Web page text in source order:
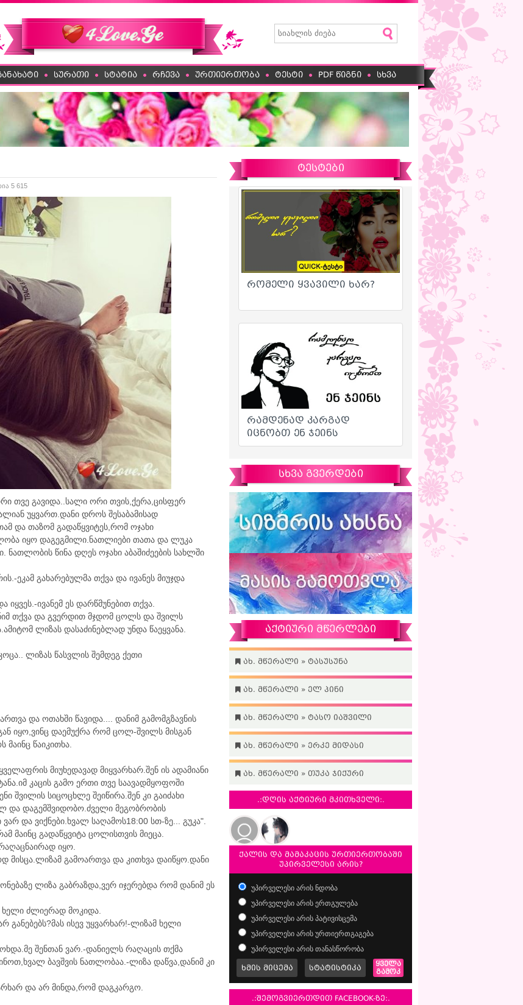
სურათი სტატია რჩევა ურთიერთობა ტესტი PDF წიგნი სხვა
5 615
თვე გავიდა..სალი ორი თვის,ქერა,ცისფერ
უყვართ.დანი დროს შესაბამისად
და თაზომ გადაწყვიტეს,რომ ოჯახი
იყო დაგეგმილი.ნათლიები თათა და ლუკა
წინა დღეს ოჯახი აბაშიძეების სახლში
ეკამ გახარებულმა თქვა და ივანეს მიუჯდა
ივანემ ეს დარწმუნებით თქვა.
თქვა და გვერდით მჯდომ ცოლს და შვილს
ლიზას დასაძინებლად უნდა წაეყვანა.
ლიზას წასვლის შემდეგ ქეთი
და ოთახში წავიდა.... დანიმ გამომგზავნის
იყო,ვინც დაემუქრა რომ ცოლ-შვილს მისგან
მაინც წაიკითხა.
მიუხედავად მიყვარხარ.შენ ის ადამიანი
კაცის გამო ერთი თვე საავადმყოფოში
შვილის სიცოცხლე შეიწირა.შენ კი გაიძახი
და დაგემშვიდობო.ძველი მეგობრობის
და ვიქნები.ხვალ საღამოს18:00 სთ-ზე... გუკა".
მაინც გადაწყვიტა ცოლისთვის მიეცა.
იყო.
მისცა.ლიზამ გამოართვა და კითხვა დაიწყო.დანი
ლიზა გაბრაზდა,ვერ იჯერებდა რომ დანიმ ეს
ხელი ძლიერად მოკიდა.
განებებს?მას ისევ უყვარხარ!-ლიზამ ხელი
შენთან ვარ.-დანიელს რაღაცის თქმა
ბავშვის ნათლობაა.-ლიზა დაწვა,დანიმ კი
და არ მინდა,რომ დაგკარგო.
ტესტები
სხვა გვერდები
აქტიური მწერლები
ახ. მწერალი » ტასუსუნა
ახ. მწერალი » ელ პინი
ახ. მწერალი » ტასო იაშვილი
ახ. მწერალი » ერკე მიდასი
ახ. მწერალი » თუკა ჯიქური
.:დღის აქტიური მკითხველი:.
ქალის და მამაკაცის ურთიერთობაში
უპირველესი არის?
უპირველესი არის ნდობა
უპირველესი არის ერთგულება
უპირველესი არის პატივისცემა
უპირველესი არის ურთიერთგაგება
უპირველესი არის თანასწორობა
ხმის მიცემა სტატისტიკა
ყველა
გამოკ
.:შემოგვიერთდით FACEBOOK-ზე:.